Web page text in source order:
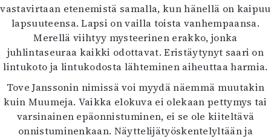
vastavirtaan etenemistä samalla, kun hänellä on kaipuu
lapsuuteensa. Lapsi on vailla toista vanhempaansa.
Merellä viihtyy mysteerinen erakko, jonka
juhlintaseuraa kaikki odottavat. Eristäytynyt saari on
lintukoto ja lintukodosta lähteminen aiheuttaa harmia.
Tove Janssonin nimissä voi myydä näemmä muutakin
kuin Muumeja. Vaikka elokuva ei olekaan pettymys tai
varsinainen epäonnistuminen, ei se ole kiiteltävä
onnistuminenkaan. Näyttelijätyöskentelyltään ja